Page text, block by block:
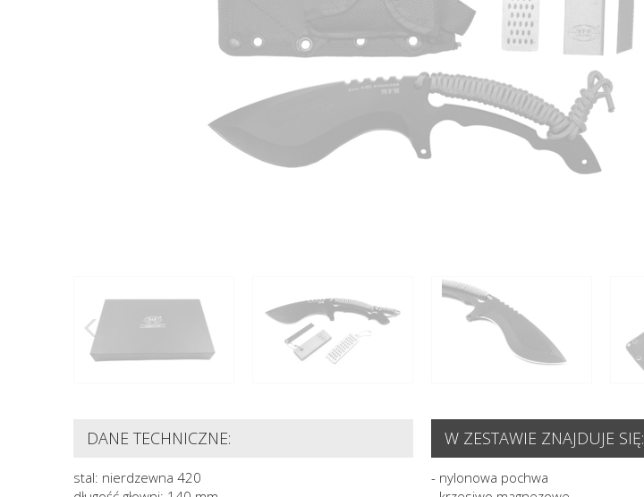
DANE TECHNICZNE:
stal: nierdzewna 420
W ZESTAWIE ZNAJDUJE SIĘ:
- nylonowa pochwa